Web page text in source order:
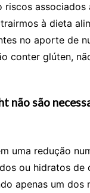
associados
à dieta
no aporte de
conter glúten,
não são
uma redução
ou hidratos de
apenas um dos